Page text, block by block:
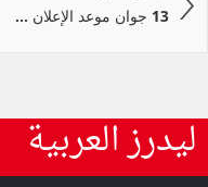
13 جوان موعد الإعلان ...
ليدرز العربية